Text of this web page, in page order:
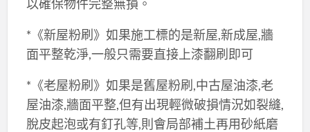
以確保物件完整無損。
*《新屋粉刷》如果施工標的是新屋,新成屋,牆
面平整乾淨,一般只需要直接上漆翻刷即可
*《老屋粉刷》如果是舊屋粉刷,中古屋油漆,老
屋油漆,牆面平整,但有出現輕微破損情況如裂縫,
脫皮起泡或有釘孔等,則會局部補土再用砂紙磨